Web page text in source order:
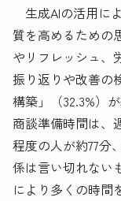
生成AIの活用に
質を高めるための
やリフレッシュ、
振り返りや改善の
構築」（32.3%）
商談準備時間は、
程度の人が約77分
係は言い切れない
により多くの時間